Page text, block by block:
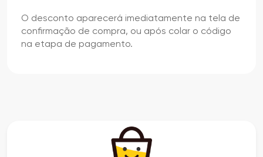
O desconto aparecerá imediatamente na tela de
confirmação de compra, ou após colar o código
na etapa de pagamento.